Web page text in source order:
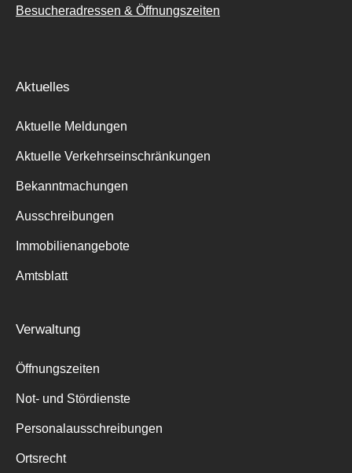
Besucheradressen & Öffnungszeiten
Aktuelles
Aktuelle Meldungen
Aktuelle Verkehrseinschränkungen
Bekanntmachungen
Ausschreibungen
Immobilienangebote
Amtsblatt
Verwaltung
Öffnungszeiten
Not- und Stördienste
Personalausschreibungen
Ortsrecht